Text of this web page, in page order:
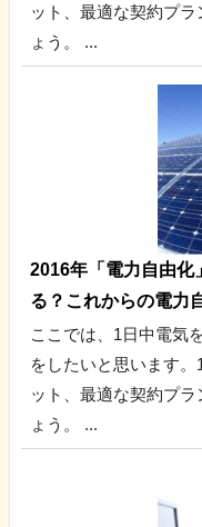
ット、最適な契約プ
ょう。 ...
2016年「電力自由化
る？これからの電力
ここでは、1日中電気
をしたいと思います
ット、最適な契約プ
ょう。 ...